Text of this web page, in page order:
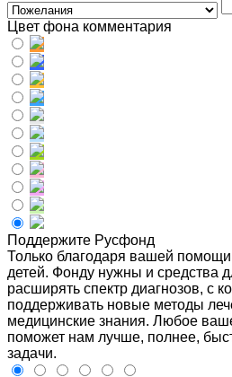
Цвет фона комментария
Поддержите Русфонд
Только благодаря вашей
детей. Фонду нужны и средства
расширять спектр диагнозов, с
поддерживать новые методы
медицинские знания. Любое
поможет нам лучше, полнее,
задачи.